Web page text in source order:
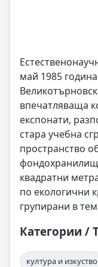
май 1985
впечатляваща
експонати,
стара учебна
пространство
квадратни
по екологични
групирани в
Категории /
култура и изкуство